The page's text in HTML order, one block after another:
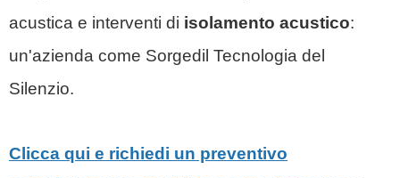
acustica e interventi di isolamento acustico:
un'azienda come Sorgedil Tecnologia del
Silenzio.
Clicca qui e richiedi un preventivo